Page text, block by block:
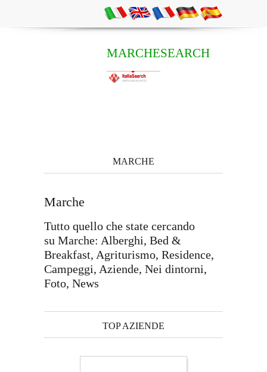
MARCHESEARCH
MARCHE
Marche
Tutto quello che state cercando
su Marche: Alberghi, Bed &
Breakfast, Agriturismo, Residence,
Campeggi, Aziende, Nei dintorni,
Foto, News
TOP AZIENDE